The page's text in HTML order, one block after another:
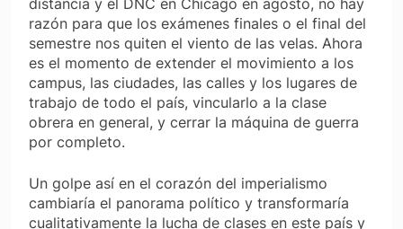
distancia y el DNC en Chicago en agosto, no hay
razón para que los exámenes finales o el final del
semestre nos quiten el viento de las velas. Ahora
es el momento de extender el movimiento a los
campus, las ciudades, las calles y los lugares de
trabajo de todo el país, vincularlo a la clase
obrera en general, y cerrar la máquina de guerra
por completo.
Un golpe así en el corazón del imperialismo
cambiaría el panorama político y transformaría
cualitativamente la lucha de clases en este país y